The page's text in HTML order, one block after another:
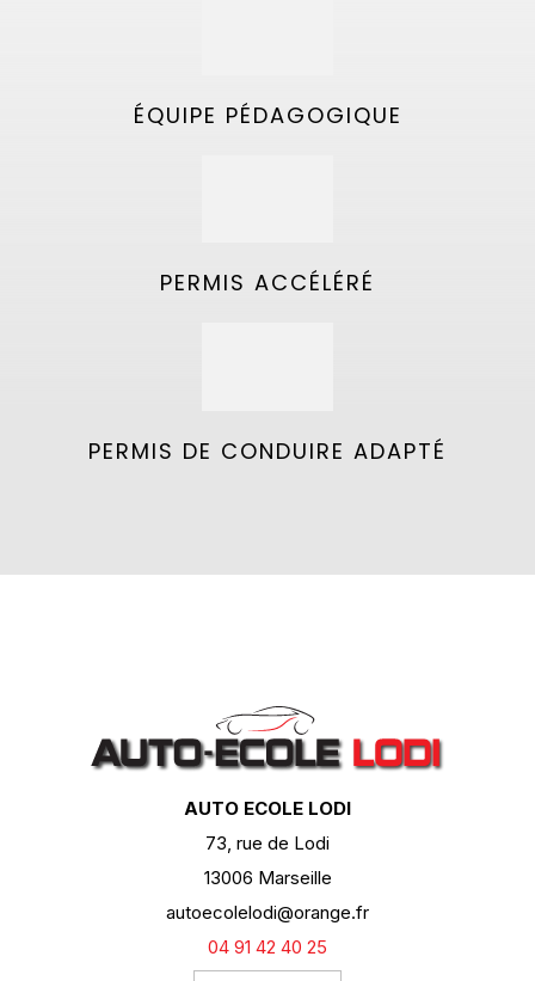
ÉQUIPE PÉDAGOGIQUE
PERMIS ACCÉLÉRÉ
PERMIS DE CONDUIRE ADAPTÉ
AUTO ECOLE LODI
73, rue de Lodi
13006 Marseille
autoecolelodi@orange.fr
04 91 42 40 25